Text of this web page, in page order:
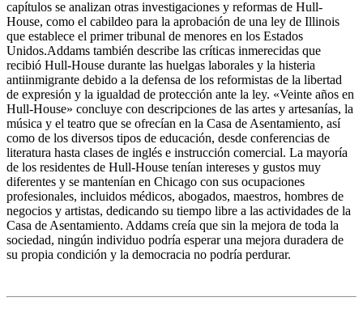
capítulos se analizan otras investigaciones y reformas de Hull-
House, como el cabildeo para la aprobación de una ley de Illinois
que establece el primer tribunal de menores en los Estados
Unidos.Addams también describe las críticas inmerecidas que
recibió Hull-House durante las huelgas laborales y la histeria
antiinmigrante debido a la defensa de los reformistas de la libertad
de expresión y la igualdad de protección ante la ley. «Veinte años en
Hull-House» concluye con descripciones de las artes y artesanías, la
música y el teatro que se ofrecían en la Casa de Asentamiento, así
como de los diversos tipos de educación, desde conferencias de
literatura hasta clases de inglés e instrucción comercial. La mayoría
de los residentes de Hull-House tenían intereses y gustos muy
diferentes y se mantenían en Chicago con sus ocupaciones
profesionales, incluidos médicos, abogados, maestros, hombres de
negocios y artistas, dedicando su tiempo libre a las actividades de la
Casa de Asentamiento. Addams creía que sin la mejora de toda la
sociedad, ningún individuo podría esperar una mejora duradera de
su propia condición y la democracia no podría perdurar.